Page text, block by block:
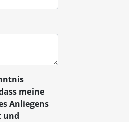
meine
Anliegens
und